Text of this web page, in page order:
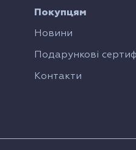
Покупцям
Новини
Подарункові
Контакти